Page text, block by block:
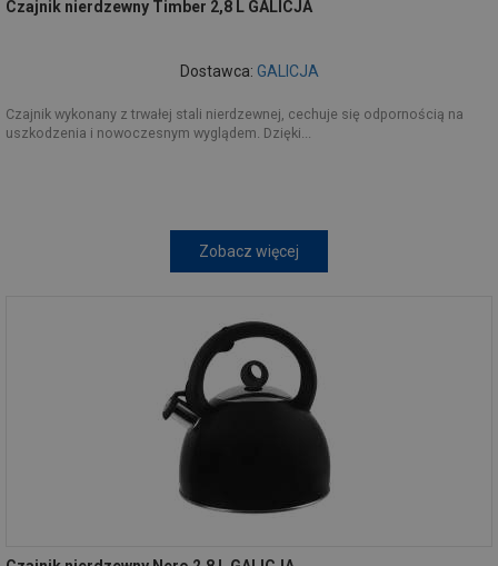
Czajnik nierdzewny Timber 2,8 L GALICJA
Dostawca: GALICJA
Czajnik wykonany z trwałej stali nierdzewnej, cechuje się odpornością na
uszkodzenia i nowoczesnym wyglądem. Dzięki...
Zobacz więcej